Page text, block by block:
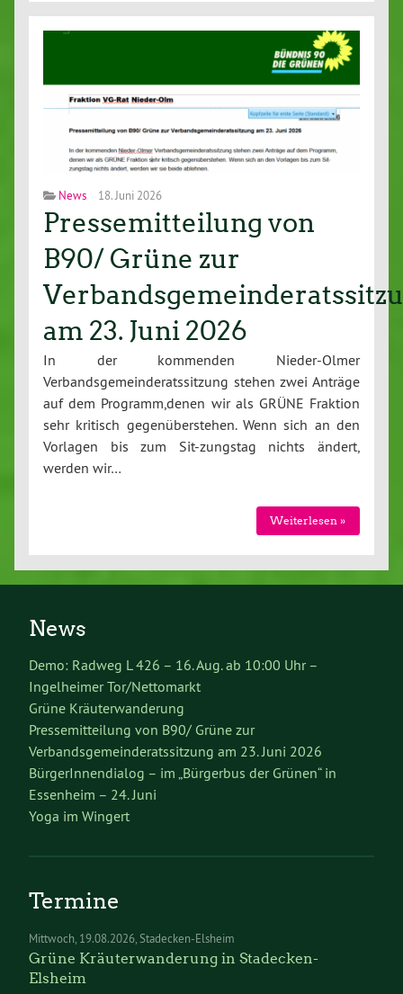
News 18. Juni 2026
Pressemitteilung von
B90/ Grüne zur
am 23. Juni 2026
In der kommenden Nieder-Olmer
Verbandsgemeinderatssitzung stehen zwei Anträge
auf dem Programm,denen wir als GRÜNE Fraktion
sehr kritisch gegenüberstehen. Wenn sich an den
Vorlagen bis zum Sit-zungstag nichts ändert,
werden wir…
Weiterlesen »
News
Demo: Radweg L 426 – 16. Aug. ab 10:00 Uhr –
Ingelheimer Tor/Nettomarkt
Grüne Kräuterwanderung
Pressemitteilung von B90/ Grüne zur
Verbandsgemeinderatssitzung am 23. Juni 2026
BürgerInnendialog – im „Bürgerbus der Grünen“ in
Essenheim – 24. Juni
Yoga im Wingert
Termine
Mittwoch 19.08.2026 Stadecken-Elsheim
Grüne Kräuterwanderung in Stadecken-
Elsheim